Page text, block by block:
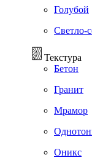
Голубой
Светло-
Текстура
Бетон
Гранит
Мрамор
Оникс